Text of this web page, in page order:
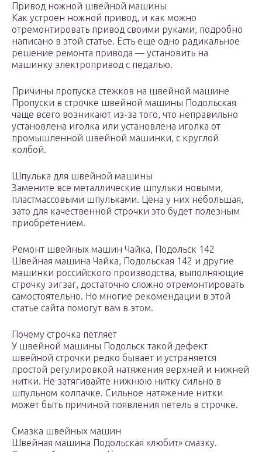
Привод ножной швейной машины
Как устроен ножной привод, и как можно
отремонтировать привод своими руками, подробно
написано в этой статье. Есть еще одно радикальное
решение ремонта привода — установить на
машинку электропривод с педалью.
Причины пропуска стежков на швейной машине
Пропуски в строчке швейной машины Подольская
чаще всего возникают из-за того, что неправильно
установлена иголка или установлена иголка от
промышленной швейной машинки, с круглой
колбой.
Шпулька для швейной машины
Замените все металлические шпульки новыми,
пластмассовыми шпульками. Цена у них небольшая,
зато для качественной строчки это будет полезным
приобретением.
Ремонт швейных машин Чайка, Подольск 142
Швейная машина Чайка, Подольская 142 и другие
машинки российского производства, выполняющие
строчку зигзаг, достаточно сложно отремонтировать
самостоятельно. Но многие рекомендации в этой
статье сайта помогут вам в этом.
Почему строчка петляет
У швейной машины Подольск такой дефект
швейной строчки редко бывает и устраняется
простой регулировкой натяжения верхней и нижней
нитки. Не затягивайте нижнюю нитку сильно в
шпульном колпачке. Сильное натяжение нитки
может быть причиной появления петель в строчке.
Смазка швейных машин
Швейная машина Подольская «любит» смазку.